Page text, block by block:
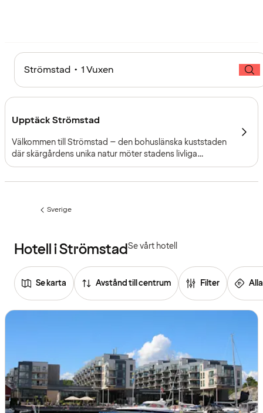
Strömstad • 1 Vuxen
Upptäck Strömstad
Välkommen till Strömstad – den bohuslänska kuststaden
där skärgårdens unika natur möter stadens livliga
atmosfär. Här väntar färska skaldjur, charmiga öar och
Föregående
Sverige
Hotell i StrömstadSe vårt hotell
Se karta Avstånd till centrum Filter
Se
hotell